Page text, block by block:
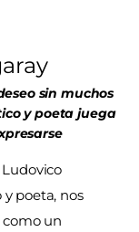
sin muchos
y poeta juega
poeta, nos
como un